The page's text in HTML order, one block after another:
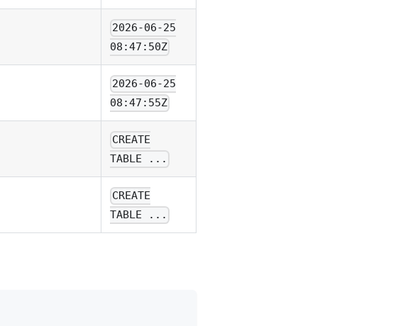
2026-06-25
08:47:50Z
2026-06-25
08:47:55Z
CREATE
TABLE ...
CREATE
TABLE ...